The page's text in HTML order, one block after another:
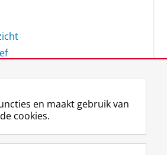
RUG
F
a
L
i
R
S
I
n
Y
o
en maakt gebruik van
cookies.